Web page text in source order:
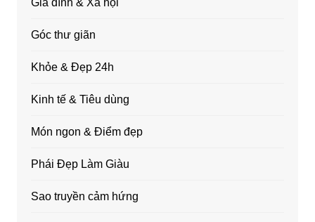
Góc thư giãn
Khỏe & Đẹp 24h
Kinh tế & Tiêu dùng
Món ngon & Điểm đẹp
Phái Đẹp Làm Giàu
Sao truyền cảm hứng